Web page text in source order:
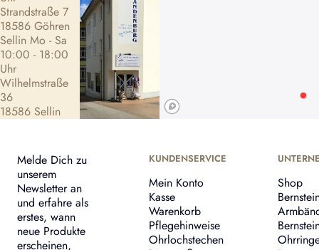
Strandstraße 7
18586 Göhren
Sellin Mo - Sa
10:00 - 18:00
Uhr
Wilhelmstraße
36
18586 Sellin
Melde Dich zu
unserem
Newsletter an
und erfahre als
erstes, wann
neue Produkte
erscheinen,
KUNDENSERVICE
Mein Konto
Kasse
Warenkorb
Pflegehinweise
Ohrlochstechen
Shop